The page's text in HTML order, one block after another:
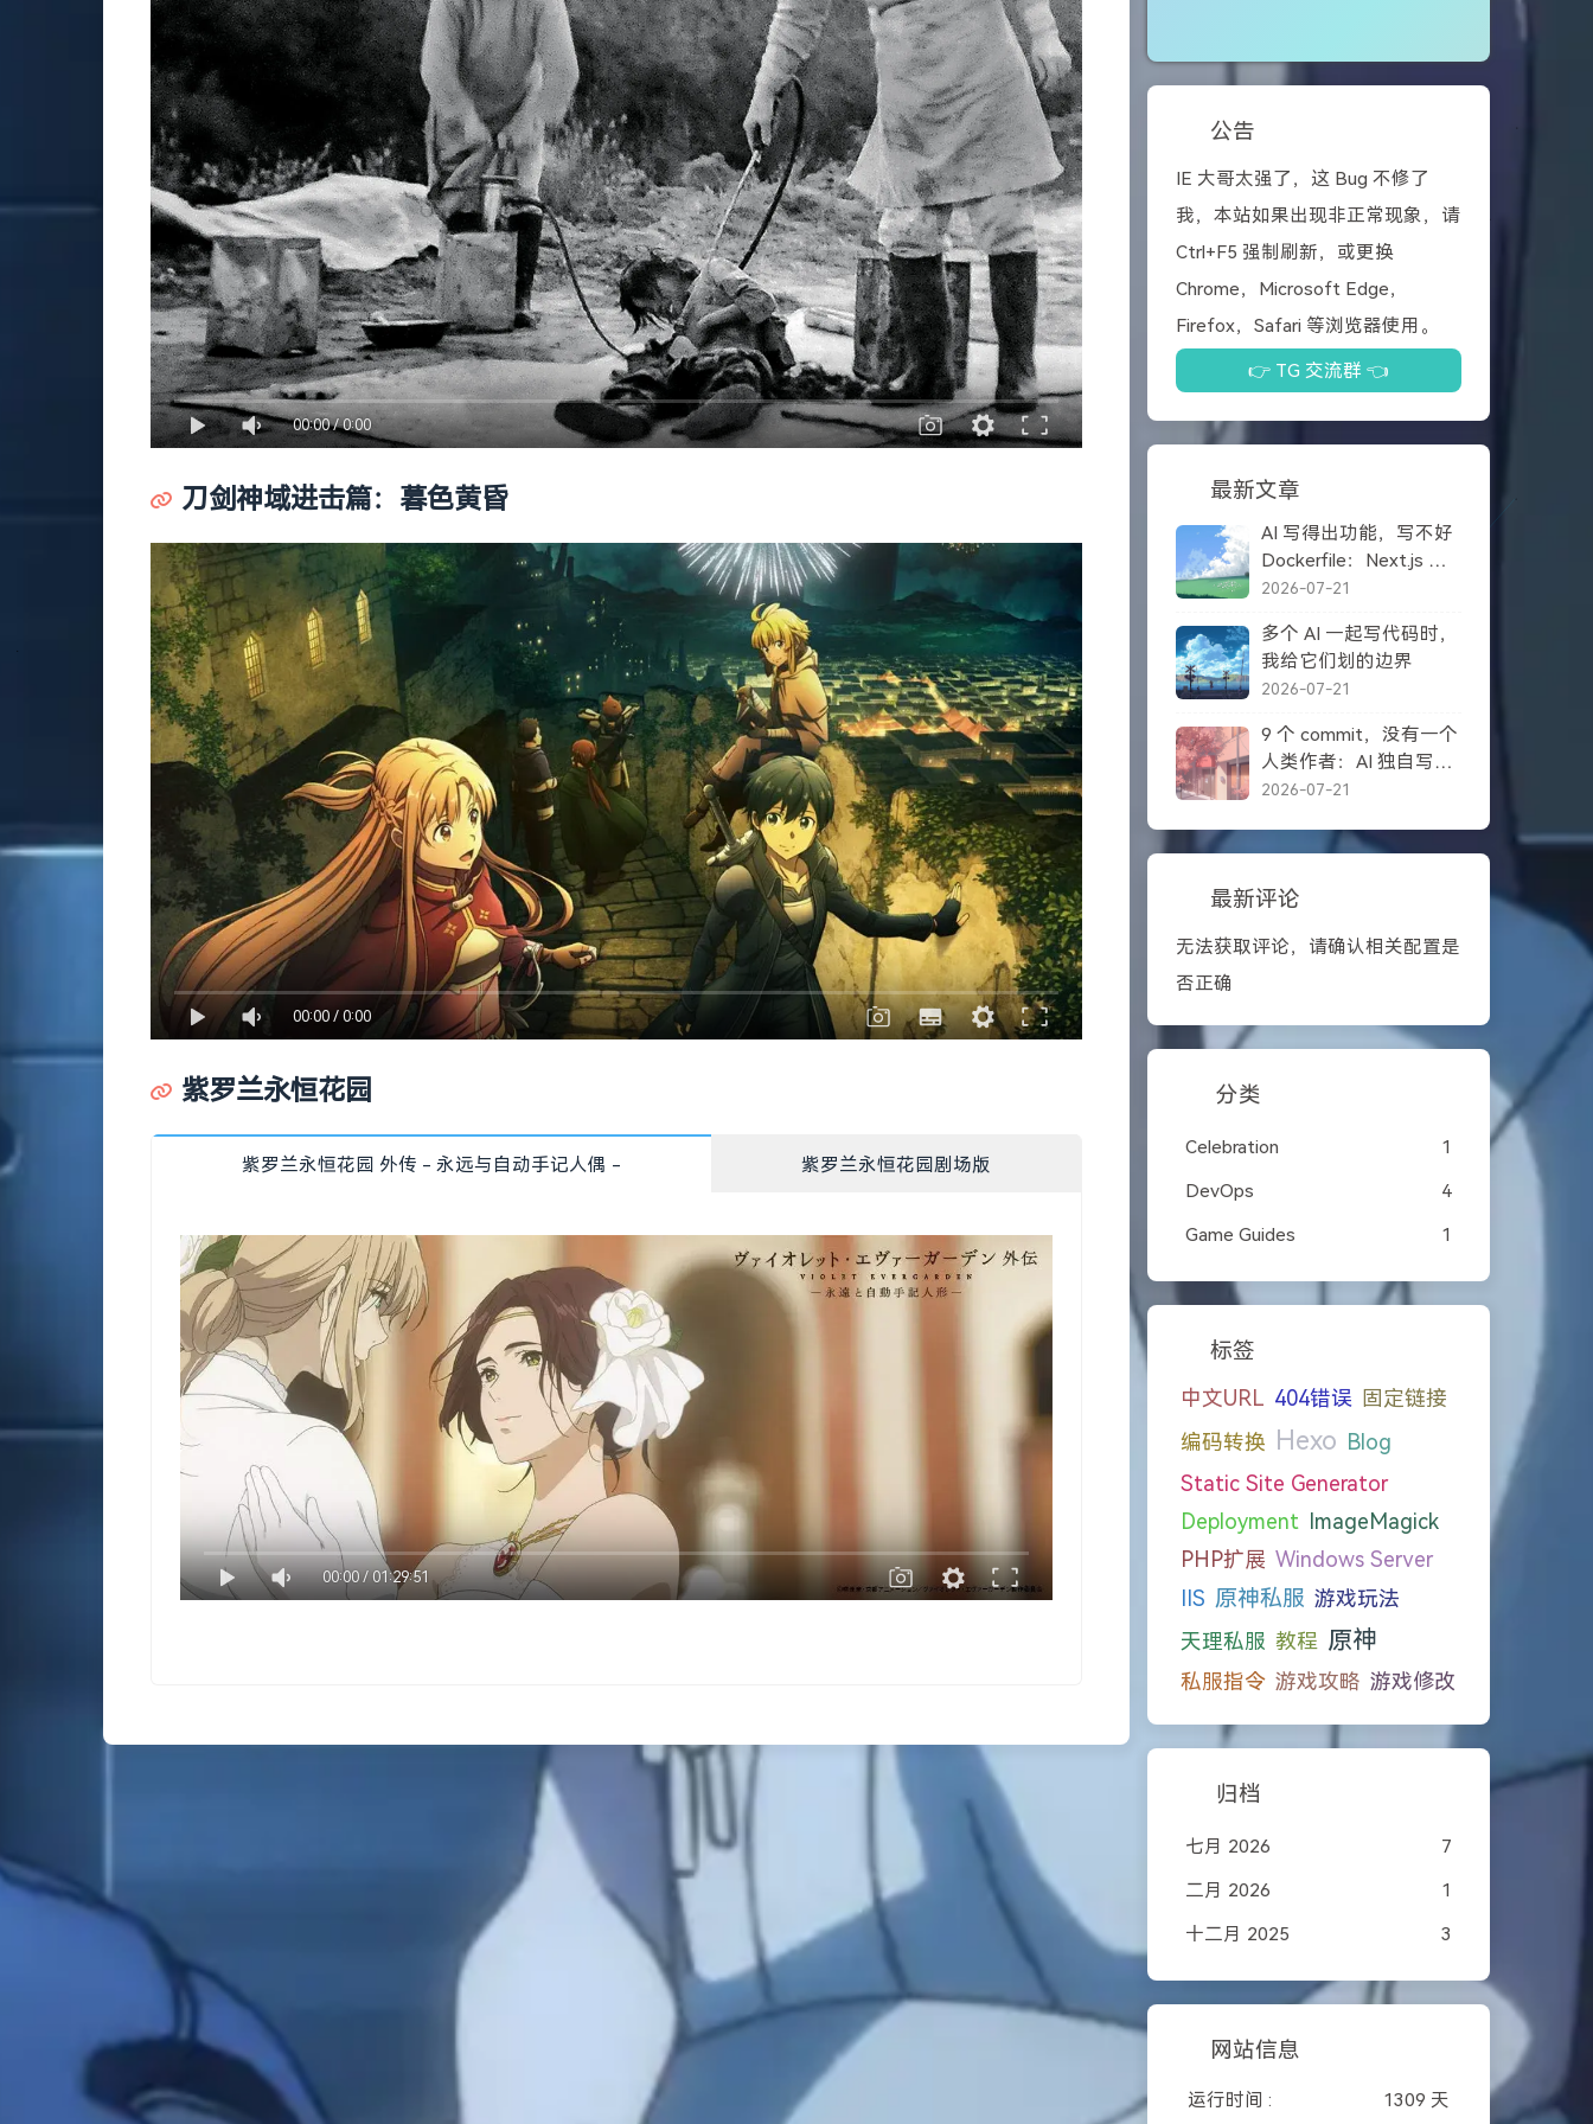
00:00/0:00
刀剑神域进击篇：暮色黄昏
00:00 / 0:00
紫罗兰永恒花园
紫罗兰永恒花园 外传 - 永远与自动手记人偶 - 紫罗兰永恒花园剧场版
00:00/ 01:29:51
公告
IE 大哥太强了，这 Bug 不修了
我，本站如果出现非正常现象，请
Ctrl+F5 强制刷新，或更换
Chrome，Microsoft Edge，
Firefox，Safari 等浏览器使用。
👉 TG 交流群 👈
最新文章
AI 写得出功能，写不好
Dockerfile：Next.js 自
托管踩坑记录
2026-07-21
多个 AI 一起写代码时，
我给它们划的边界
2026-07-21
9 个 commit，没有一个
人类作者：AI 独自写完
一个项目之后
2026-07-21
最新评论
无法获取评论，请确认相关配置是
否正确
分类
Celebration 1
DevOps 4
Game Guides 1
标签
中文URL 404错误 固定链接
编码转换
Hexo Blog
Static Site Generator
Deployment
ImageMagick
PHP扩展 Windows Server
IIS 原神私服 游戏玩法
天理私服 教程 原神
私服指令 游戏攻略 游戏修改
归档
七月 2026 7
二月 2026 1
十二月 2025 3
网站信息
运行时间 : 1309 天